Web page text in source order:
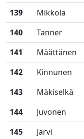
139
Mikkola
140
Tanner
141
Määttänen
142
Kinnunen
143
Mäkiselkä
144
Juvonen
145
Järvi